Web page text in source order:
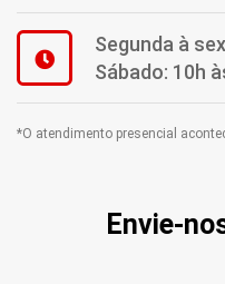
Segunda à
Sábado: 10h
*O atendimento presencial
Envie-